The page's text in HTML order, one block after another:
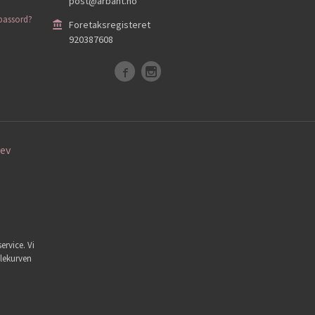
Foretaksregisteret
920387608
Vi